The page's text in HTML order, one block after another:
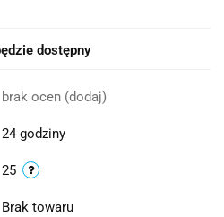
dostępny
brak ocen (dodaj)
24 godziny
25
Brak towaru